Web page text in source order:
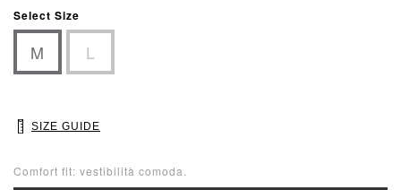
Select Size
M L
SIZE GUIDE
Comfort fit: vestibilità comoda.